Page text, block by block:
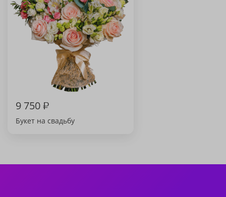
9 750₽
Букет на свадьбу